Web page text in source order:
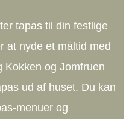
tapas til din festlige
at nyde et måltid med
og Jomfruen
ud af huset. Du kan
menuer og